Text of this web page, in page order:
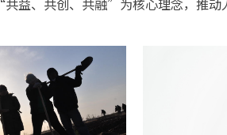
“共益、共创、共融”为核心理念，推动